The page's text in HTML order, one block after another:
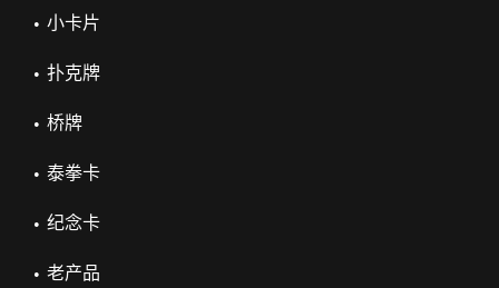
小卡片
扑克牌
桥牌
泰拳卡
纪念卡
老产品